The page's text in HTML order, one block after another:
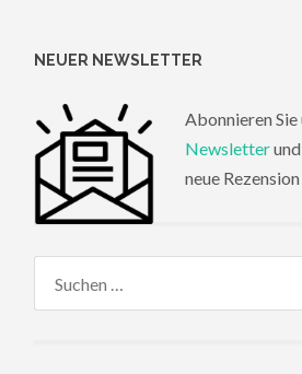
NEUER NEWSLETTER
Abonnieren Sie
Newsletterund
neue Rezension